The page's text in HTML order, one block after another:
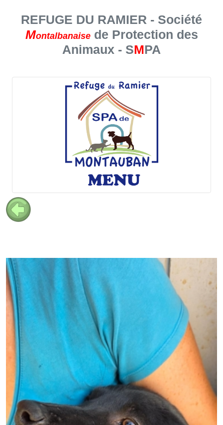
REFUGE DU RAMIER - Société
Montalbanaisede Protection des
Animaux - SMPA